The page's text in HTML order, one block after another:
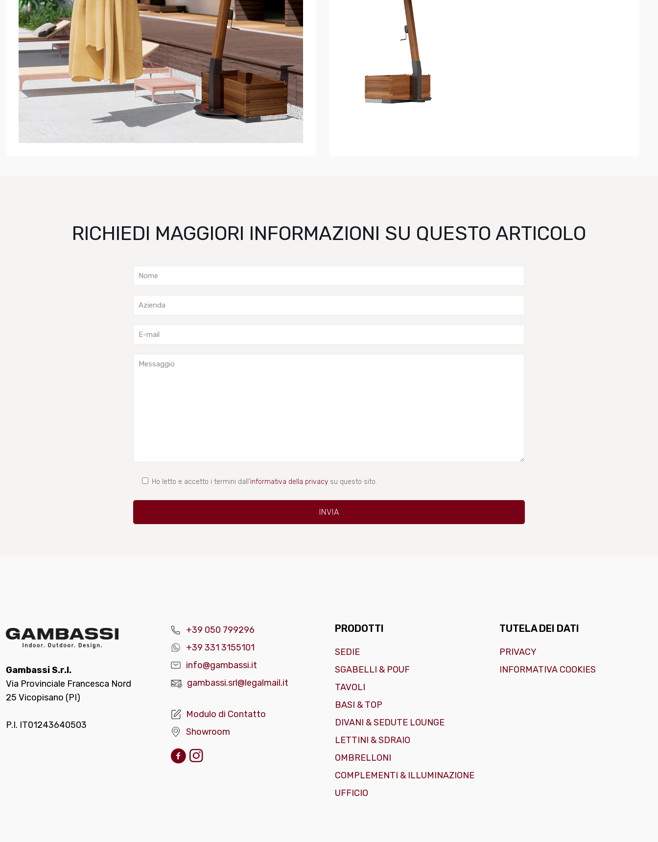
RICHIEDI MAGGIORI INFORMAZIONI SU QUESTO ARTICOLO
Ho letto e accetto i termini dall'informativa della privacy su questo sito.
Gambassi S.r.l.
Via Provinciale Francesca Nord
25 Vicopisano (PI)
P.I. IT01243640503
+39 050 799296
+39 331 3155101
info@gambassi.it
gambassi.srl@legalmail.it
Modulo di Contatto
Showroom
PRODOTTI
SEDIE
SGABELLI & POUF
TAVOLI
BASI & TOP
DIVANI & SEDUTE LOUNGE
LETTINI & SDRAIO
OMBRELLONI
COMPLEMENTI & ILLUMINAZIONE
UFFICIO
TUTELA DEI DATI
PRIVACY
INFORMATIVA COOKIES